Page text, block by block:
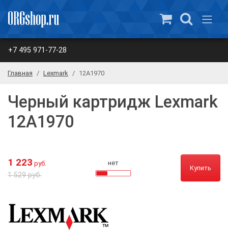
+7 495 971-77-28
Главная Lexmark 12A1970
Черный картридж Lexmark
12A1970
1 223 руб.
1 529 руб.
нет
Купить